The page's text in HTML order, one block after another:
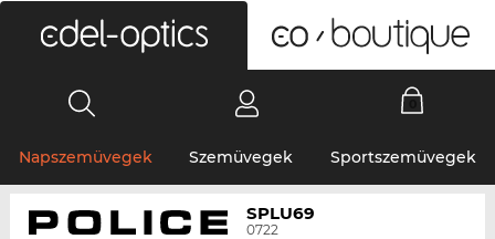
Napszemüvegek Szemüvegek Sportszemüvegek
SPLU69
0722